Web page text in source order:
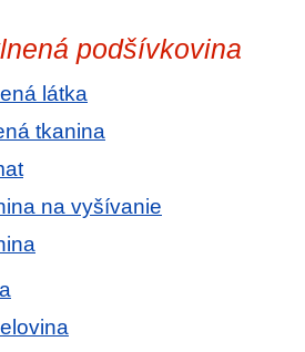
podšívkovina
látka
tkanina
na vyšívanie